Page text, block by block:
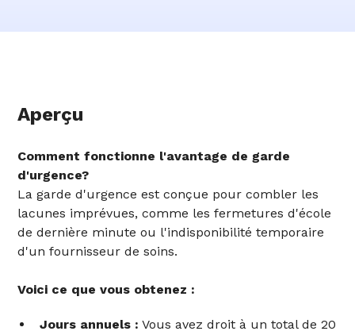
Aperçu
Comment fonctionne l'avantage de garde
d'urgence?
La garde d'urgence est conçue pour combler les
lacunes imprévues, comme les fermetures d'école
de dernière minute ou l'indisponibilité temporaire
d'un fournisseur de soins.
Voici ce que vous obtenez :
Jours annuels : Vous avez droit à un total de 20